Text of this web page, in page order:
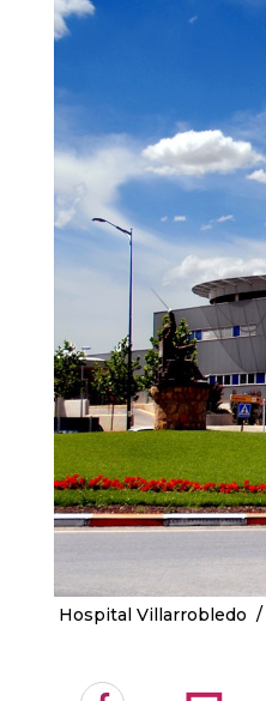
Hospital Villarrobledo